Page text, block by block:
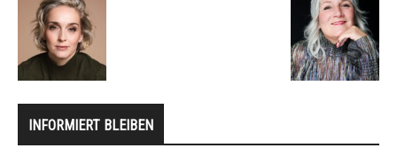
INFORMIERT BLEIBEN